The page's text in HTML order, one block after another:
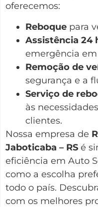
oferecemos:
Reboque para
Assistência 24
emergência em
Remoção de
segurança e a
Serviço de
às
clientes.
Nossa empresa de
Jaboticaba – RS é
eficiência em Auto
como a escolha
todo o país.
com os melhores